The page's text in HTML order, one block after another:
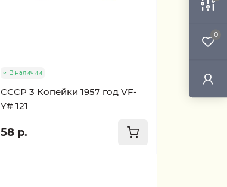
0
В наличии
СССР 3 Копейки 1957 год VF-
Y# 121
58 р.